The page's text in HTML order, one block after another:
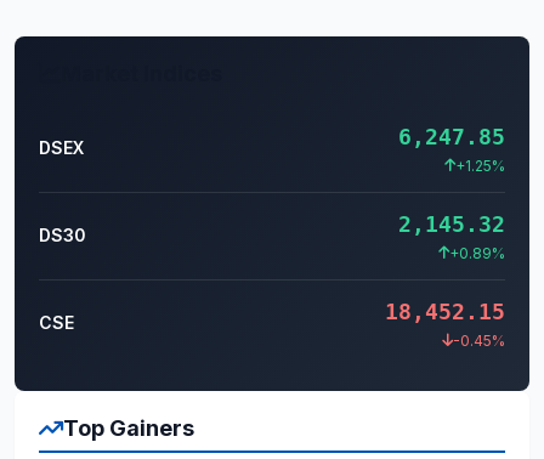
DSEX 6,247.85
+1.25%
DS30 2,145.32
+0.89%
CSE 18,452.15
-0.45%
Top Gainers